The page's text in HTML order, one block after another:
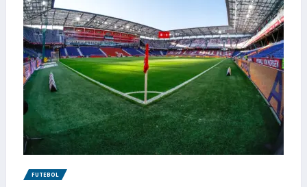
FUTEBOL